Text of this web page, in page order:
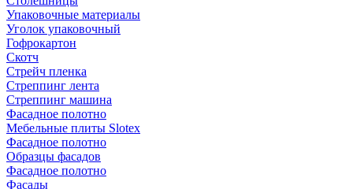
Упаковочные материалы
Уголок упаковочный
Гофрокартон
Скотч
Стрейч пленка
Стреппинг лента
Стреппинг машина
Фасадное полотно
Мебельные плиты Slotex
Фасадное полотно
Образцы фасадов
Фасадное полотно
Фасады